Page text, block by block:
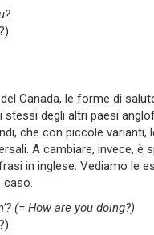
Canada, le forme di
stessi degli altri paesi
che con piccole varianti,
A cambiare, invece, è
in inglese. Vediamo le
caso.
(= How are you doing?)